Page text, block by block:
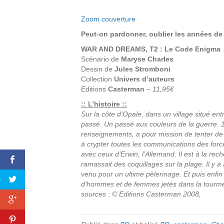
Zoom couverture
Peut-on pardonner, oublier les années
WAR AND DREAMS, T2 : Le Code Enigma
Scénario de Maryse Charles
Dessin de Jules Stromboni
Collection Univers d’auteurs
Editions Casterman – 11,95€
:: L’histoire ::
Sur la côte d’Opale, dans un village situé
passé. Un passé aux couleurs de la guerre.
renseignements, a pour mission de tenter
à crypter toutes les communications des
avec ceux d’Erwin, l’Allemand. Il est à la
ramassait des coquillages sur la plage. Il y
venu pour un ultime pèlerinage. Et puis
d’hommes et de femmes jetés dans la
sources : © Editions Casterman 2008,